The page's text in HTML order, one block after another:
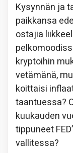
Kysynnän ja
paikkansa
ostajia
kryptoihin
vetämänä,
koittaisi
taantuessa?
kuukauden
tippuneet
vallitessa?